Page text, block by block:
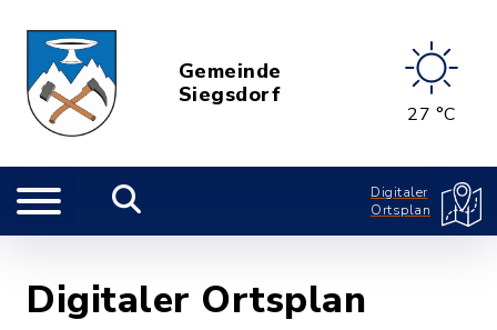
Gemeinde
Siegsdorf
27 °C
Digitaler
Ortsplan
Digitaler Ortsplan